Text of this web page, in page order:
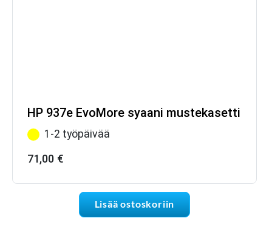
HP 937e EvoMore syaani mustekasetti
1-2 työpäivää
71,00 €
Lisää ostoskoriin